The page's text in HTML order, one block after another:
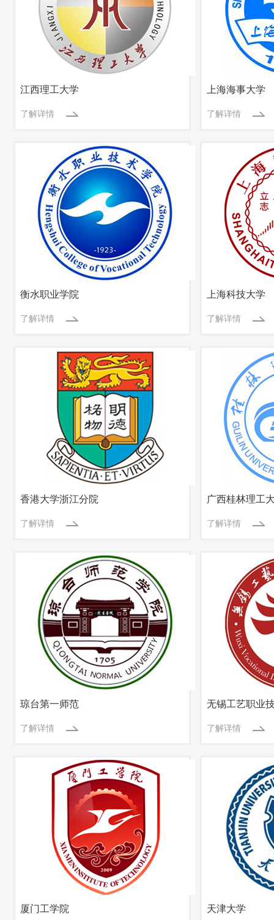
江西理工大学
了解详情
上海海事大学
了解详情
衡水职业学院
了解详情
上海科技大学
了解详情
香港大学浙江分院
了解详情
广西桂林理工
了解详情
琼台第一师范
了解详情
无锡工艺职业
了解详情
厦门工学院 天津大学